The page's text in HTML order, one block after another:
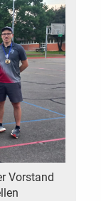
Vorstand